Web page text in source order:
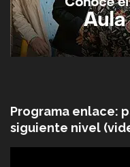
Programa enlace:
siguiente nivel